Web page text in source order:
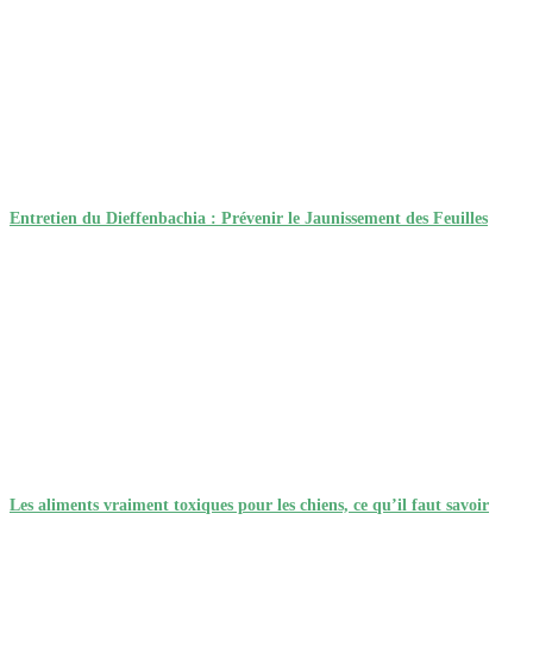
Entretien du Dieffenbachia : Prévenir le Jaunissement des Feuilles
Les aliments vraiment toxiques pour les chiens, ce qu’il faut savoir